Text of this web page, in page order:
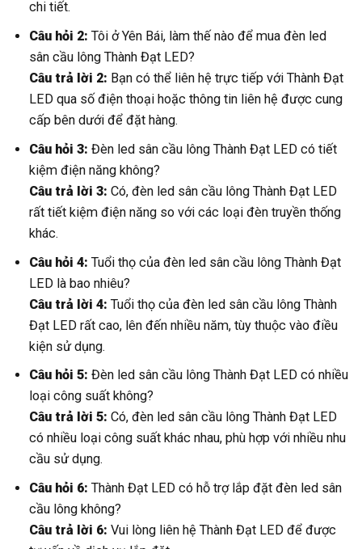
chi tiết.
Câu hỏi 2: Tôi ở Yên Bái, làm thế nào để mua đèn led
sân cầu lông Thành Đạt LED?
Câu trả lời 2: Bạn có thể liên hệ trực tiếp với Thành Đạt
LED qua số điện thoại hoặc thông tin liên hệ được cung
cấp bên dưới để đặt hàng.
Câu hỏi 3: Đèn led sân cầu lông Thành Đạt LED có tiết
kiệm điện năng không?
Câu trả lời 3: Có, đèn led sân cầu lông Thành Đạt LED
rất tiết kiệm điện năng so với các loại đèn truyền thống
khác.
Câu hỏi 4: Tuổi thọ của đèn led sân cầu lông Thành Đạt
LED là bao nhiêu?
Câu trả lời 4: Tuổi thọ của đèn led sân cầu lông Thành
Đạt LED rất cao, lên đến nhiều năm, tùy thuộc vào điều
kiện sử dụng.
Câu hỏi 5: Đèn led sân cầu lông Thành Đạt LED có nhiều
loại công suất không?
Câu trả lời 5: Có, đèn led sân cầu lông Thành Đạt LED
có nhiều loại công suất khác nhau, phù hợp với nhiều nhu
cầu sử dụng.
Câu hỏi 6: Thành Đạt LED có hỗ trợ lắp đặt đèn led sân
cầu lông không?
Câu trả lời 6: Vui lòng liên hệ Thành Đạt LED để được